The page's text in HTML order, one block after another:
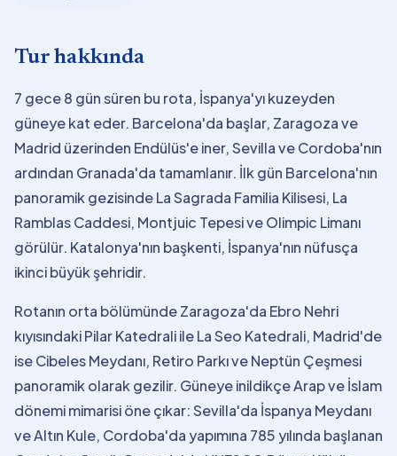
Tur hakkında
7 gece 8 gün süren bu rota, İspanya'yı kuzeyden
güneye kat eder. Barcelona'da başlar, Zaragoza ve
Madrid üzerinden Endülüs'e iner, Sevilla ve Cordoba'nın
ardından Granada'da tamamlanır. İlk gün Barcelona'nın
panoramik gezisinde La Sagrada Familia Kilisesi, La
Ramblas Caddesi, Montjuic Tepesi ve Olimpic Limanı
görülür. Katalonya'nın başkenti, İspanya'nın nüfusça
ikinci büyük şehridir.
Rotanın orta bölümünde Zaragoza'da Ebro Nehri
kıyısındaki Pilar Katedrali ile La Seo Katedrali, Madrid'de
ise Cibeles Meydanı, Retiro Parkı ve Neptün Çeşmesi
panoramik olarak gezilir. Güneye inildikçe Arap ve İslam
dönemi mimarisi öne çıkar: Sevilla'da İspanya Meydanı
ve Altın Kule, Cordoba'da yapımına 785 yılında başlanan